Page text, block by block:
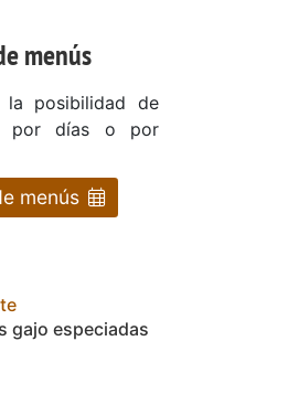
menús
posibilidad de
por días o por
menús
gajo especiadas